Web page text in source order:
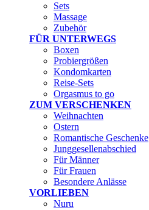
Sets
Massage
Zubehör
FÜR UNTERWEGS
Boxen
Probiergrößen
Kondomkarten
Reise-Sets
Orgasmus to go
ZUM VERSCHENKEN
Weihnachten
Ostern
Romantische Geschenke
Junggesellenabschied
Für Männer
Für Frauen
Besondere Anlässe
VORLIEBEN
Nuru